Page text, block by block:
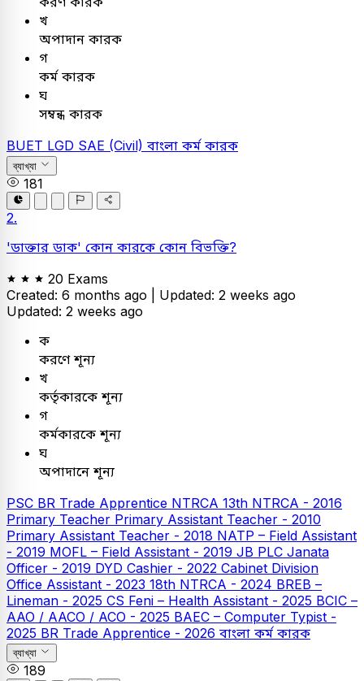
খ
অপাদান কারক
গ
কর্ম কারক
ঘ
সম্বন্ধ কারক
BUET LGD SAE (Civil) বাংলা কর্ম কারক
ব্যাখ্যা
181
2.
'ডাক্তার ডাক' কোন কারকে কোন বিভক্তি?
20 Exams
Created: 6 months ago | Updated: 2 weeks ago
Updated: 2 weeks ago
ক
করণে শূন্য
খ
কর্তৃকারকে শূন্য
গ
কর্মকারকে শূন্য
ঘ
অপাদানে শূন্য
PSC BR Trade Apprentice NTRCA 13th NTRCA - 2016
Primary Teacher Primary Assistant Teacher - 2010
Primary Assistant Teacher - 2018 NATP – Field Assistant
- 2019 MOFL – Field Assistant - 2019 JB PLC Janata
Officer - 2019 DYD Cashier - 2022 Cabinet Division
Office Assistant - 2023 18th NTRCA - 2024 BREB –
Lineman - 2025 CS Feni – Health Assistant - 2025 BCIC –
AAO / AACO / ACO - 2025 BAEC – Computer Typist -
2025 BR Trade Apprentice - 2026 বাংলা কর্ম কারক
ব্যাখ্যা
189